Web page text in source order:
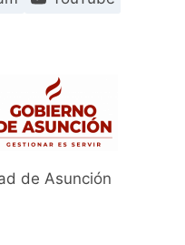
de Asunción